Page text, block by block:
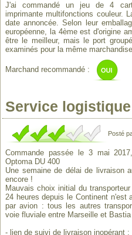
J'ai commandé un jeu de 4
imprimante multifonctions couleur.
date annoncée. Selon leur
européenne, la 4ème est d'origine
être le meilleur, mais le port
examinés pour la même
Marchand recommandé :
Service
Posté
Commande passée le 3 mai
Optoma DU 400
Une semaine de délai de livraison
encore !
Mauvais choix initial du
24 heures depuis le Continent n'est
par avion : tous les autres
voie fluviale entre Marseille et Bastia
- lien de suivi de livraison inopérant :